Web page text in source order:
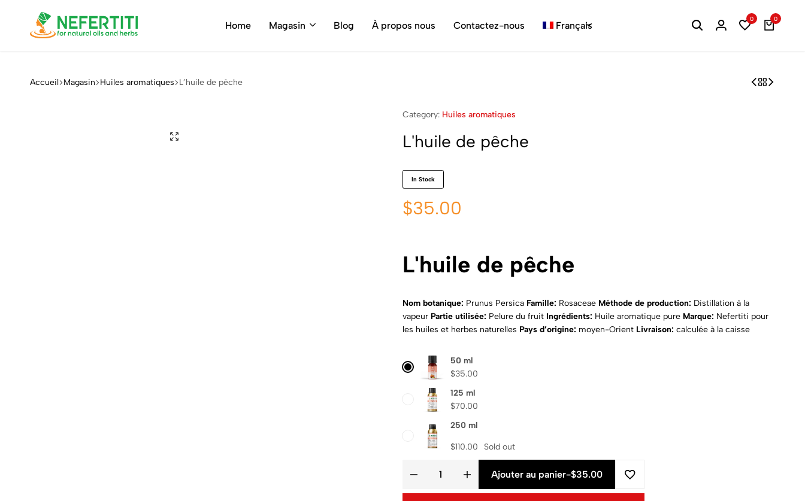
herbs
Home Magasin Blog À propos nous Contactez-nous Français
0 0
Accueil Magasin Huiles aromatiques L’huile de pêche
Category: Huiles aromatiques
L'huile de pêche
In Stock
$35.00
L'huile de pêche
Nom botanique: Prunus Persica Famille: Rosaceae Méthode de production: Distillation à la
vapeur Partie utilisée: Pelure du fruit Ingrédients: Huile aromatique pure Marque: Nefertiti pour
les huiles et herbes naturelles Pays d’origine: moyen-Orient Livraison: calculée à la caisse
50 ml
$35.00
125 ml
$70.00
250 ml
$110.00 Sold out
Ajouter au panier-$35.00